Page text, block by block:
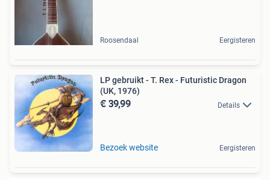
Roosendaal Eergisteren
LP gebruikt - T. Rex - Futuristic Dragon
(UK, 1976)
€ 39,99 Details
Bezoek website Eergisteren